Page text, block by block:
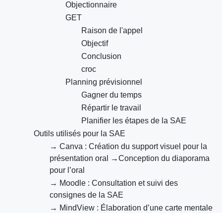
Objectionnaire
GET
Raison de l'appel
Objectif
Conclusion
croc
Planning prévisionnel
Gagner du temps
Répartir le travail
Planifier les étapes de la SAE
Outils utilisés pour la SAE
→ Canva : Création du support visuel pour la
présentation oral →Conception du diaporama
pour l’oral
→ Moodle : Consultation et suivi des
consignes de la SAE
→ MindView : Élaboration d’une carte mentale